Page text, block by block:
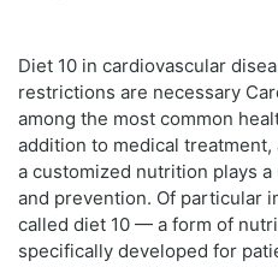
Diet 10 in cardiovascular
restrictions are necessary
among the most common
addition to medical
a customized nutrition plays
and prevention. Of particular
called diet 10 — a form of
specifically developed for